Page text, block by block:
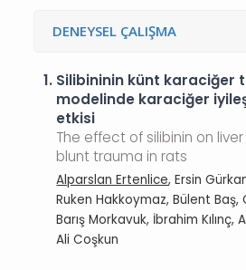
DENEYSEL ÇALIŞMA
1. Silibininin künt karaciğer
modelinde karaciğer
etkisi
The effect of silibinin on
blunt trauma in rats
Alparslan Ertenlice, Ersin
Ruken Hakkoymaz, Bülent
Barış Morkavuk, İbrahim Kılınç,
Ali Coşkun